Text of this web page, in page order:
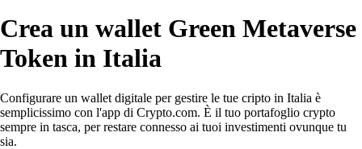
Crea un wallet Green Metaverse
Token in Italia
Configurare un wallet digitale per gestire le tue cripto in Italia è
semplicissimo con l'app di Crypto.com. È il tuo portafoglio crypto
sempre in tasca, per restare connesso ai tuoi investimenti ovunque tu
sia.